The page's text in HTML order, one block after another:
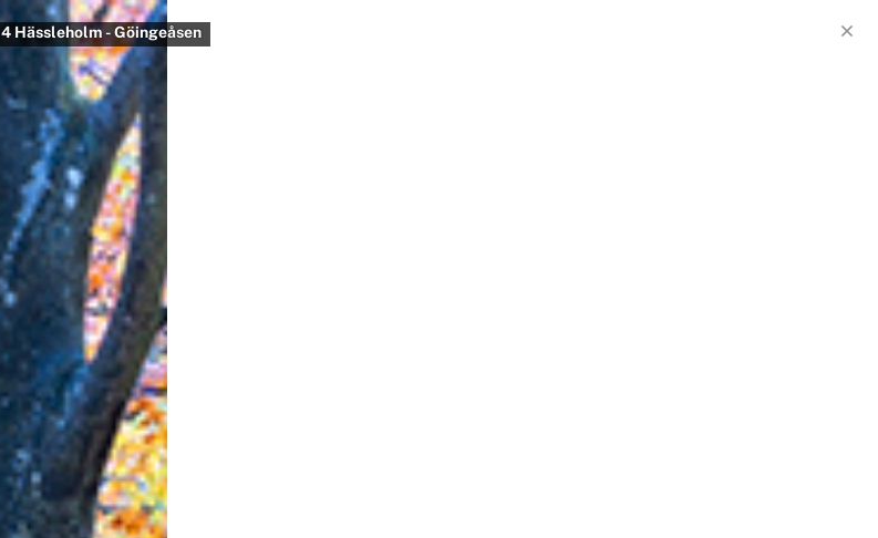
4 Hässleholm - Göingeåsen